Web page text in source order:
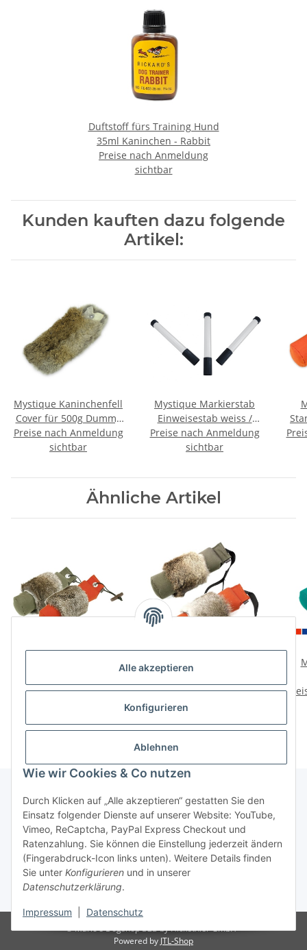
Alle akzeptieren
Konfigurieren
Ablehnen
Wie wir Cookies & Co nutzen
Durch Klicken auf „Alle akzeptieren“ gestatten Sie den
Einsatz folgender Dienste auf unserer Website: YouTube,
Vimeo, ReCaptcha, PayPal Express Checkout und
Ratenzahlung. Sie können die Einstellung jederzeit ändern
(Fingerabdruck-Icon links unten). Weitere Details finden
Sie unter Konfigurieren und in unserer
Datenschutzerklärung.
Impressum Datenschutz
Duftstoff fürs Training Hund
35ml Kaninchen - Rabbit
Preise nach Anmeldung
sichtbar
Kunden kauften dazu folgende
Artikel:
Mystique Kaninchenfell
Cover für 500g Dummy
Überzug
Preise nach Anmeldung
sichtbar
Mystique Markierstab
Einweisestab weiss /
schwarz im Set 3 Stück
Preise nach Anmeldung
sichtbar
Ähnliche Artikel
Mystique Kaninchenfell
Preise nach Anmeldung
Mystique Dummy
Speedy Rabbit mit Fell
Preise nach Anmeldung
sichtbar
Informationen
Gesetzliche Informationen
* Alle Preise zzgl. gesetzlicher USt.
© Mario's Dogshop B2B by Hickethier GmbH
Powered by JTL-Shop